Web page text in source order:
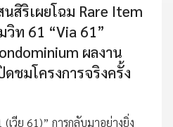
สิริเผยโฉม Rare Item
วิท 61 “Via 61”
ผลงาน
ชมโครงการจริงครั้ง
เวีย 61)” การกลับมาอย่างยิ่ง